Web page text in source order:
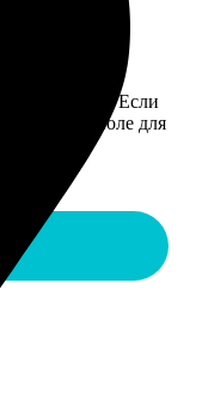
заказа. Если
поле для